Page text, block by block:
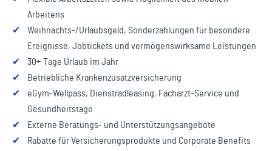
Arbeitens
✔
Weihnachts-/Urlaubsgeld, Sonderzahlungen für besondere
Ereignisse, Jobtickets und vermögenswirksame Leistungen
✔
30+ Tage Urlaub im Jahr
✔
Betriebliche Krankenzusatzversicherung
✔
eGym-Wellpass, Dienstradleasing, Facharzt-Service und
Gesundheitstage
✔
Externe Beratungs- und Unterstützungsangebote
✔
Rabatte für Versicherungsprodukte und Corporate Benefits